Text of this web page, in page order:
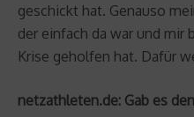
geschickt hat. Genauso
der einfach da war und mir
Krise geholfen hat. Dafür
netzathleten.de: Gab es